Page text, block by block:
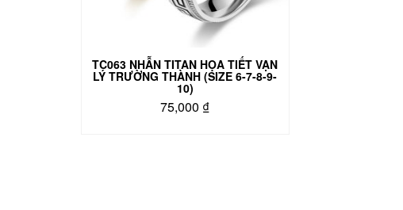
TC063 NHẪN TITAN HỌA TIẾT VẠN
LÝ TRƯỜNG THÀNH (SIZE 6-7-8-9-
10)
75,000 ₫